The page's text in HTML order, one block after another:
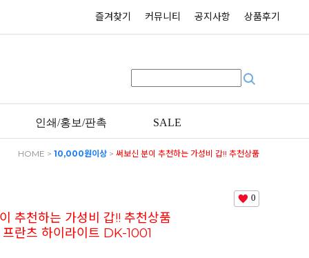
즐겨찾기 커뮤니티 공지사항 상품후기
인쇄/홍보/판촉 SALE
HOME > 10,000원이상 > 써보신 분이 추천하는 가성비 갑!! 추천상품
0
추천하는 가성비 갑!! 추천상품
란츠 하이라이트 DK-1001